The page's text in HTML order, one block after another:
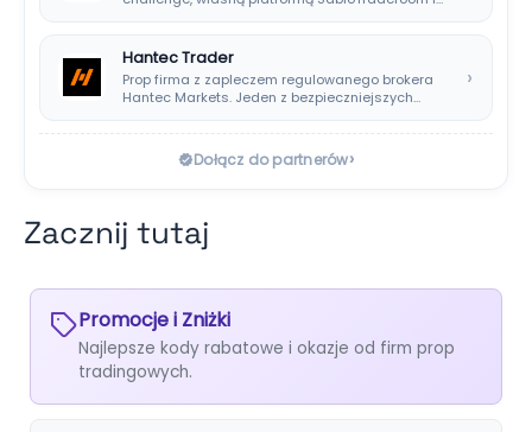
Hantec Trader
Prop firma z zapleczem regulowanego brokera
Hantec Markets. Jeden z bezpieczniejszych
›
Dołącz do partnerów›
Zacznij tutaj
Promocje i Zniżki
Najlepsze kody rabatowe i okazje od firm prop
tradingowych.